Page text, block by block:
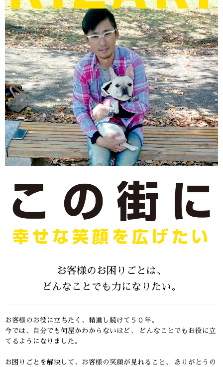
お客様のお困りごとは、
どんなことでも力になりたい。
お客様のお役に立ちたく、精進し続けて５０年。
今では、自分でも何屋かわからないほど、
どんなことでもお役に立
てるようになりました。
お困りごとを解決して、お客様の笑顔が見れること、
ありがとうの